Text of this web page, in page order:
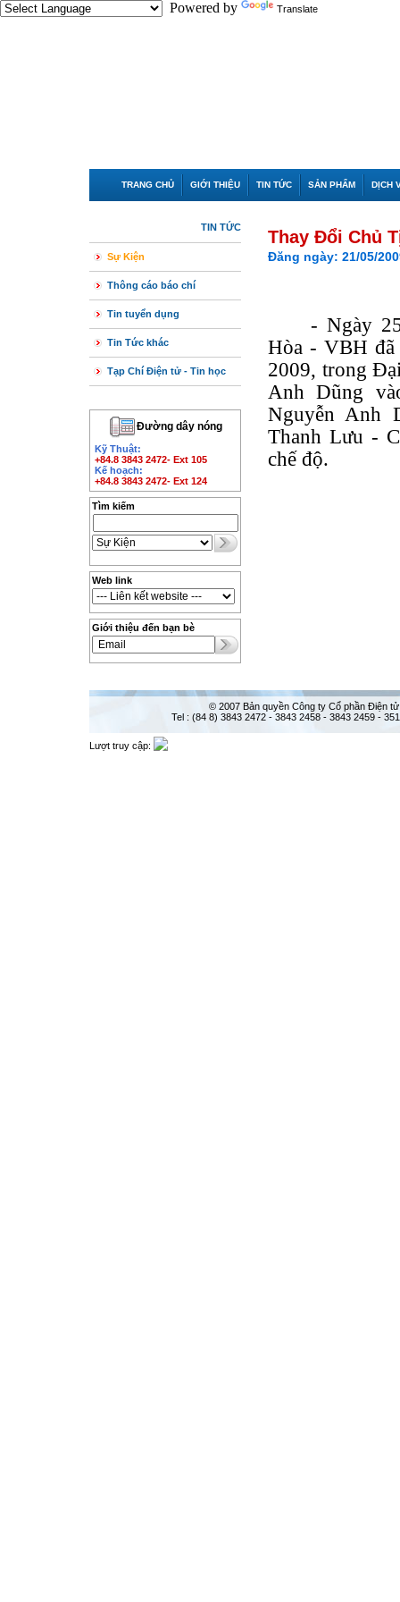
Powered by Translate
TRANG CHỦ GIỚI THIỆU TIN TỨC SẢN PHẨM DỊCH
TIN TỨC
Sự Kiện
Thông cáo báo chí
Tin tuyển dụng
Tin Tức khác
Tạp Chí Điện tử - Tin học
Đường dây nóng
Kỹ Thuật:
+84.8 3843 2472- Ext 105
Kế hoạch:
+84.8 3843 2472- Ext 124
Tìm kiếm
Web link
Giới thiệu đến bạn bè
Thay Đổi Chủ
Đăng ngày: 21/05/
- Ngày
Hòa - VBH
2009, trong
Anh Dũng
Nguyễn Anh
Thanh Lưu -
chế độ.
© 2007 Bản quyền Công ty Cổ phần Điện
Tel : (84 8) 3843 2472 - 3843 2458 - 3843 2459 -
Lượt truy cập: